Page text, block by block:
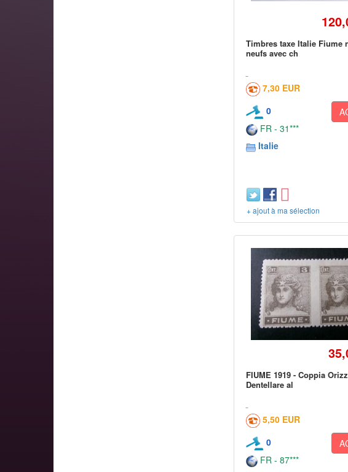
Timbres taxe Italie Fiume
neufs avec ch
7,30 EUR
0
FR - 31***
Italie
+ ajout à ma sélection
FIUME 1919 - Coppia
Dentellare al
5,50 EUR
0
FR - 87***